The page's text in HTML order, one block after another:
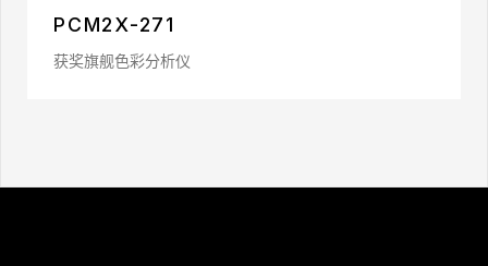
PCM2X-271
获奖旗舰色彩分析仪